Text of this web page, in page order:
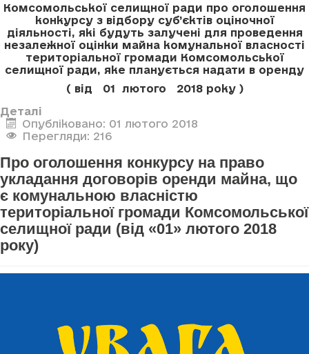
Комсомольської селищної ради про оголошення
конкурсу з відбору суб’єктів оціночної
діяльності, які будуть залучені для проведення
незалежної оцінки майна комунальної власності
територіальної громади Комсомольської
селищної ради, яке планується надати в оренду
( від 01 лютого 2018 року )
Деталі
Опубліковано: 01 лютого 2018
Перегляди: 216
Про оголошення конкурсу на право
укладання договорів оренди майна, що
є комунальною власністю
територіальної громади Комсомольської
селищної ради (від «01» лютого 2018
року)